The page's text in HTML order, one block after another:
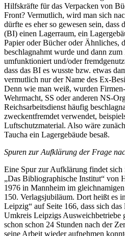
Hilfskräfte für das Verpacken von
Front? Vermutlich, wird man sich
dürfte es eher so gewesen sein,
(BI) einen Lagerraum, ein
Papier oder Bücher oder Ähnliches,
beschlagnahmt wurde und dann
umfunktioniert und/oder
dass das BI es wusste bzw. etwas
vermutlich nur der Name des Ex-
Denn wie man weiß, wurden
Wehrmacht, SS oder anderen NS-
Reichsarbeitsdienst häufig
zweckentfremdet verwendet,
Luftschutzmaterial. Also wäre
Taucha ein Lagergebäude besaß.
Spuren zur Aufklärung der Frage
Eine Spur zur Aufklärung findet sich
„Das Bibliographische Institut“ von
1976 in Mannheim im
150. Verlagsjubiläum. Dort heißt es
Leipzig“ auf Seite 166, dass sich
Umkreis Leipzigs Ausweichbetriebe
schon schon 24 Stunden nach der
seine Arbeit wieder aufnehmen